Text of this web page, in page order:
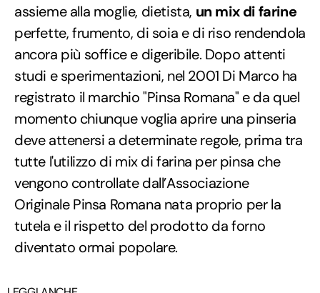
assieme alla moglie, dietista, un mix di farine
perfette, frumento, di soia e di riso rendendola
ancora più soffice e digeribile. Dopo attenti
studi e sperimentazioni, nel 2001 Di Marco ha
registrato il marchio "Pinsa Romana" e da quel
momento chiunque voglia aprire una pinseria
deve attenersi a determinate regole, prima tra
tutte l'utilizzo di mix di farina per pinsa che
vengono controllate dall’Associazione
Originale Pinsa Romana nata proprio per la
tutela e il rispetto del prodotto da forno
diventato ormai popolare.